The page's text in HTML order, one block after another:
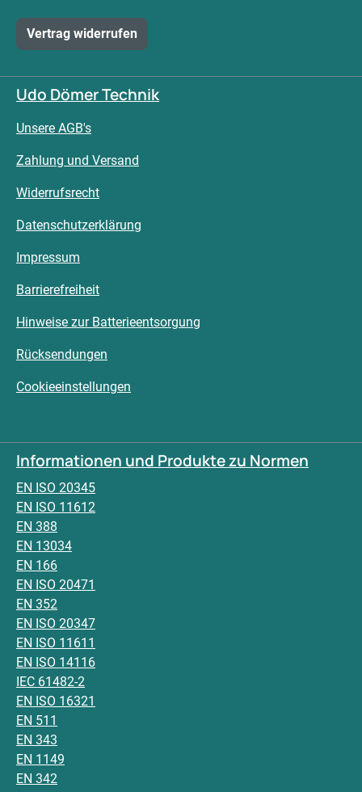
Vertrag widerrufen
Udo Dömer Technik
Unsere AGB's
Zahlung und Versand
Widerrufsrecht
Datenschutzerklärung
Impressum
Barrierefreiheit
Hinweise zur Batterieentsorgung
Rücksendungen
Cookieeinstellungen
Informationen und Produkte zu Normen
EN ISO 20345
EN ISO 11612
EN 388
EN 13034
EN 166
EN ISO 20471
EN 352
EN ISO 20347
EN ISO 11611
EN ISO 14116
IEC 61482-2
EN ISO 16321
EN 511
EN 343
EN 1149
EN 342